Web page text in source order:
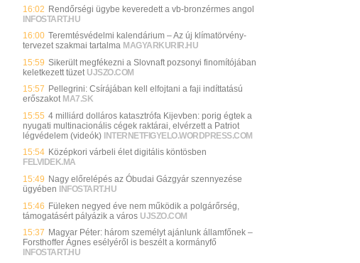
16:02 Rendőrségi ügybe keveredett a vb-bronzérmes angol
INFOSTART.HU
16:00 Teremtésvédelmi kalendárium – Az új klímatörvény-
tervezet szakmai tartalma MAGYARKURIR.HU
15:59 Sikerült megfékezni a Slovnaft pozsonyi finomítójában
keletkezett tüzet UJSZO.COM
15:57 Pellegrini: Csírájában kell elfojtani a faji indíttatású
erőszakot MA7.SK
15:55 4 milliárd dolláros katasztrófa Kijevben: porig égtek a
nyugati multinacionális cégek raktárai, elvérzett a Patriot
légvédelem (videók) INTERNETFIGYELO.WORDPRESS.COM
15:54 Középkori várbeli élet digitális köntösben
FELVIDEK.MA
15:49 Nagy előrelépés az Óbudai Gázgyár szennyezése
ügyében
INFOSTART.HU
15:46 Füleken negyed éve nem működik a polgárőrség,
támogatásért pályázik a város UJSZO.COM
15:37 Magyar Péter: három személyt ajánlunk államfőnek –
Forsthoffer Ágnes esélyéről is beszélt a kormányfő
INFOSTART.HU